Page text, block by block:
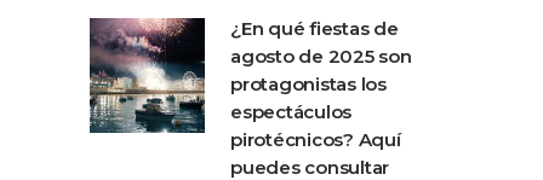
¿En qué fiestas de
agosto de 2025 son
protagonistas los
espectáculos
pirotécnicos? Aquí
puedes consultar